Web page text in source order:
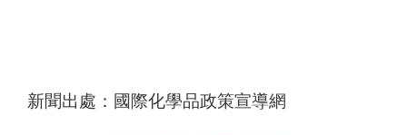
新聞出處：國際化學品政策宣導網